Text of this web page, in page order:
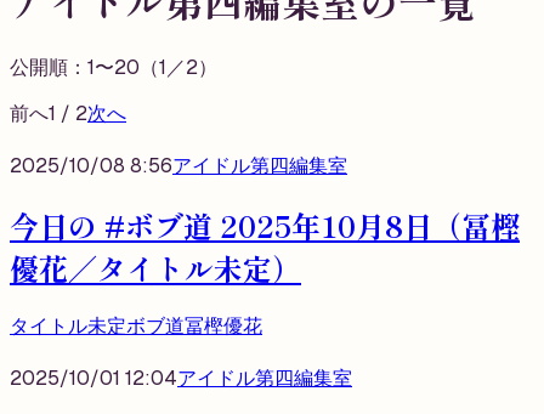
公開順： 1〜20 （1／2）
前へ1 / 2次へ
2025/10/08 8:56アイドル第四編集室
今日の #ボブ道 2025年10月8日（冨樫
優花／タイトル未定）
タイトル未定ボブ道冨樫優花
2025/10/01 12:04アイドル第四編集室